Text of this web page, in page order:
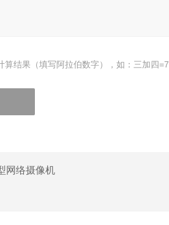
算结果（填写阿拉伯数字），如：三加四=7
网络摄像机